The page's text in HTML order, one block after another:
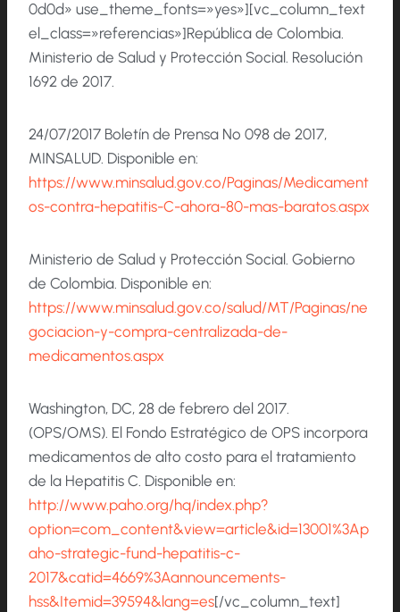
0d0d» use_theme_fonts=»yes»][vc_column_text
el_class=»referencias»]República de Colombia.
Ministerio de Salud y Protección Social. Resolución
1692 de 2017.
24/07/2017 Boletín de Prensa No 098 de 2017,
MINSALUD. Disponible en:
https://www.minsalud.gov.co/Paginas/Medicament
os-contra-hepatitis-C-ahora-80-mas-baratos.aspx
Ministerio de Salud y Protección Social. Gobierno
de Colombia. Disponible en:
https://www.minsalud.gov.co/salud/MT/Paginas/ne
gociacion-y-compra-centralizada-de-
medicamentos.aspx
Washington, DC, 28 de febrero del 2017.
(OPS/OMS). El Fondo Estratégico de OPS incorpora
medicamentos de alto costo para el tratamiento
de la Hepatitis C. Disponible en:
http://www.paho.org/hq/index.php?
option=com_content&view=article&id=13001%3Ap
aho-strategic-fund-hepatitis-c-
2017&catid=4669%3Aannouncements-
hss&Itemid=39594&lang=es[/vc_column_text]